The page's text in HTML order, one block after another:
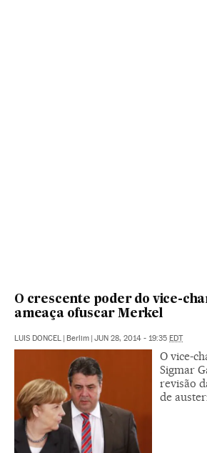
O crescente poder do vice-
ameaça ofuscar Merkel
LUIS DONCEL | Berlim | JUN 28, 2014 - 19:35 EDT
O vice-
Sigmar
revisão
de